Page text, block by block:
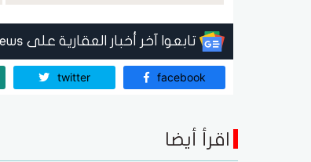
تابعوا آخر أخبار العقارية على Google News
facebook
twitter
اقرأ أيضا